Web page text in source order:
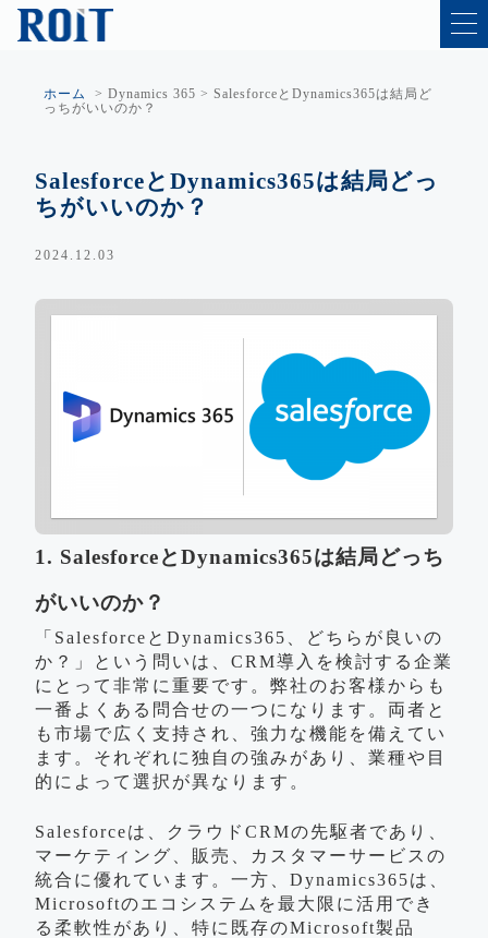
ホーム > Dynamics 365 > SalesforceとDynamics365は結局ど
っちがいいのか？
SalesforceとDynamics365は結局どっ
ちがいいのか？
2024.12.03
1. SalesforceとDynamics365は結局どっち
がいいのか？
「SalesforceとDynamics365、どちらが良いの
か？」という問いは、CRM導入を検討する企業
にとって非常に重要です。弊社のお客様からも
一番よくある問合せの一つになります。両者と
も市場で広く支持され、強力な機能を備えてい
ます。それぞれに独自の強みがあり、業種や目
的によって選択が異なります。
Salesforceは、クラウドCRMの先駆者であり、
マーケティング、販売、カスタマーサービスの
統合に優れています。一方、Dynamics365は、
Microsoftのエコシステムを最大限に活用でき
る柔軟性があり、特に既存のMicrosoft製品